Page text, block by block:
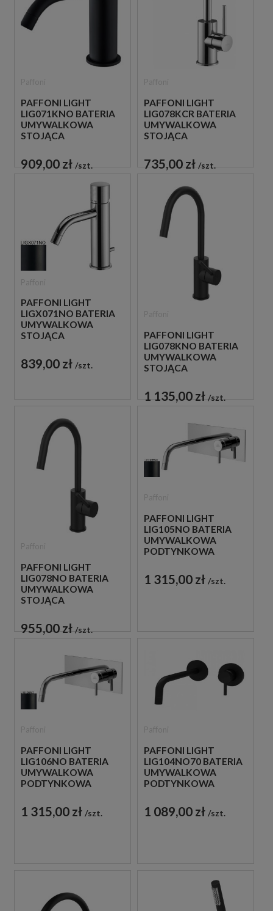
PAFFONI LIGHT
LIG071KNO BATERIA
UMYWALKOWA
STOJĄCA
CZARNA
909,00 zł szt.
PAFFONI LIGHT
LIG078KCR BATERIA
UMYWALKOWA
STOJĄCA
CHROM
735,00 zł szt.
PAFFONI LIGHT
LIGX071NO BATERIA
UMYWALKOWA
STOJĄCA
CZARNA
839,00 zł szt.
PAFFONI LIGHT
LIG078KNO BATERIA
UMYWALKOWA
STOJĄCA
CZARNA
1 135,00 zł szt.
PAFFONI LIGHT
LIG078NO BATERIA
UMYWALKOWA
STOJĄCA
CZARNA
955,00 zł szt.
PAFFONI LIGHT
LIG105NO BATERIA
UMYWALKOWA
PODTYNKOWA
CZARNA
1 315,00 zł szt.
PAFFONI LIGHT
LIG106NO BATERIA
UMYWALKOWA
PODTYNKOWA
CZARNA
1 315,00 zł szt.
PAFFONI LIGHT
LIG104NO70 BATERIA
UMYWALKOWA
PODTYNKOWA
CZARNA
1 089,00 zł szt.